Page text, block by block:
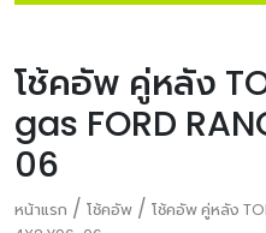
โช้คอัพ คู่หลัง
gas FORD
06
หน้าแรก / โช้คอัพ / โช้คอัพ คู่หลัง